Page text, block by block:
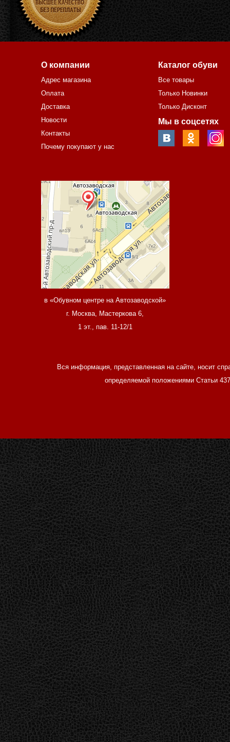
О компании
Адрес магазина
Оплата
Доставка
Новости
Контакты
Почему покупают у нас
Каталог обуви
Все товары
Только Новинки
Только Дисконт
Мы в соцсетях
в «Обувном центре на Автозаводской»
г. Москва, Мастеркова 6,
1 эт., пав. 11-12/1
Вся информация, представленная на сайте, носит
определяемой положениями Статьи